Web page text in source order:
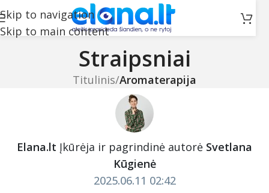
Skip to navigation
Skip to main content
Straipsniai
Titulinis/Aromaterapija
Elana.lt Įkūrėja ir pagrindinė autorė Svetlana
Kūgienė
2025.06.11 02:42